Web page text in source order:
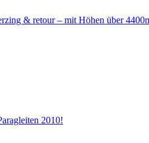
& retour – mit Höhen über
2010!